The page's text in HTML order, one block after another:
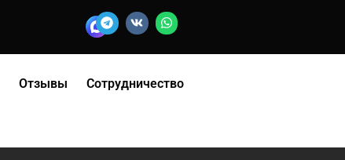
Отзывы Сотрудничество